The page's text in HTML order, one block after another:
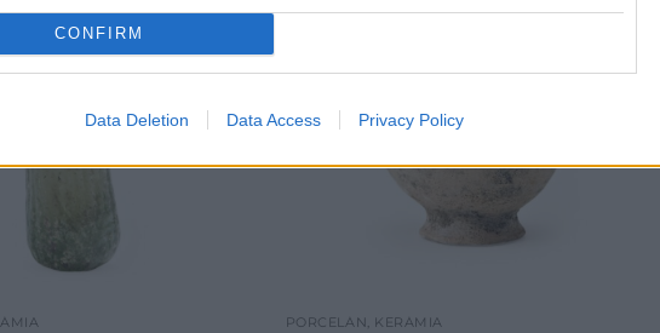
CONFIRM
Data Deletion Data Access Privacy Policy
PORCELÁN, KERÁMIA